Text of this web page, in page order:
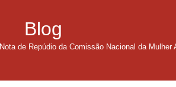
Blog
Nota de Repúdio da Comissão Nacional da Mulher